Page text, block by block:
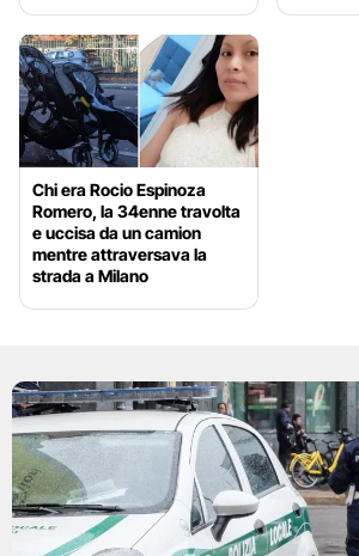
Chi era Rocio Espinoza
Romero, la 34enne travolta
e uccisa da un camion
mentre attraversava la
strada a Milano